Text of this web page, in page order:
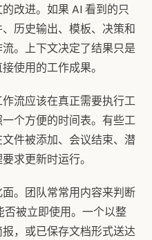
改进。如果 AI 看到的只
历史输出、模板、决策和
。上下文决定了结果只是
使用的工作成果。
流应该在真正需要执行工
个方便的时间表。有些工
件被添加、会议结束、潜
求更新时运行。
。团队常常用内容来判断
被立即使用。一个以整
，或已保存文档形式送达